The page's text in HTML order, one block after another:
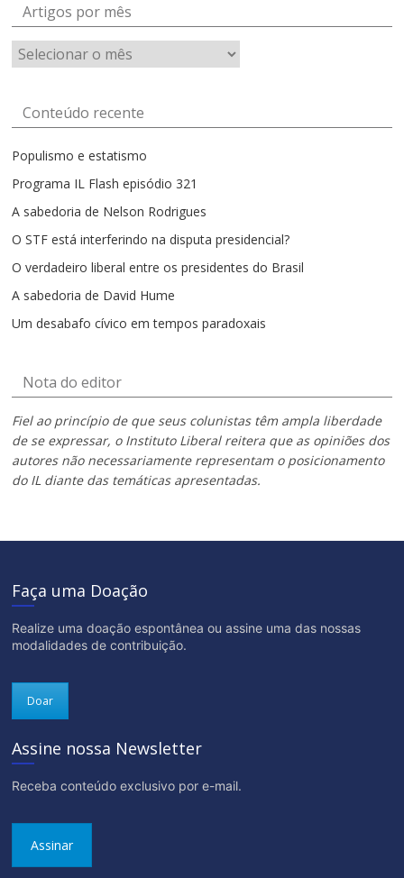
Artigos por mês
Artigos
por
Conteúdo recente
Populismo e estatismo
Programa IL Flash episódio 321
A sabedoria de Nelson Rodrigues
O STF está interferindo na disputa presidencial?
O verdadeiro liberal entre os presidentes do Brasil
A sabedoria de David Hume
Um desabafo cívico em tempos paradoxais
Nota do editor
Fiel ao princípio de que seus colunistas têm ampla liberdade
de se expressar, o Instituto Liberal reitera que as opiniões dos
autores não necessariamente representam o posicionamento
do IL diante das temáticas apresentadas.
Faça uma Doação
Realize uma doação espontânea ou assine uma das nossas
modalidades de contribuição.
Doar
Assine nossa Newsletter
Receba conteúdo exclusivo por e-mail.
Assinar